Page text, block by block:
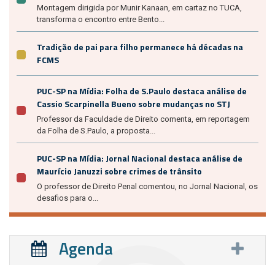
Montagem dirigida por Munir Kanaan, em cartaz no TUCA,
transforma o encontro entre Bento...
Tradição de pai para filho permanece há décadas na
FCMS
PUC-SP na Mídia: Folha de S.Paulo destaca análise de
Cassio Scarpinella Bueno sobre mudanças no STJ
Professor da Faculdade de Direito comenta, em reportagem
da Folha de S.Paulo, a proposta...
PUC-SP na Mídia: Jornal Nacional destaca análise de
Maurício Januzzi sobre crimes de trânsito
O professor de Direito Penal comentou, no Jornal Nacional, os
desafios para o...
Agenda